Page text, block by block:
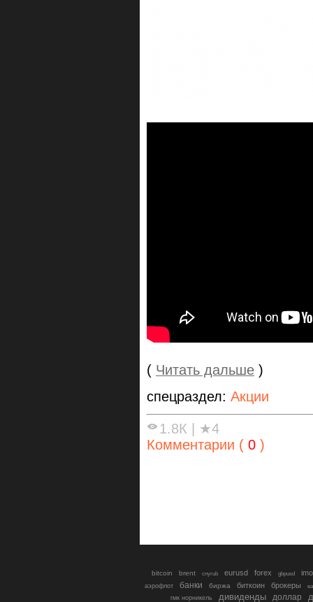
( Читать дальше )
спецраздел: Акции
1.8К | ★4
Комментарии ( 0 )
bitcoin brent cnyrub eurusd forex gbpusd
аэрофлот банки биржа биткоин брокеры
гмк норникель
дивиденды доллар